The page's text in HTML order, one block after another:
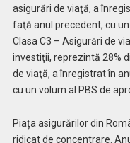
asigurări de viaţă, a
faţă anul precedent, cu
Clasa C3 – Asigurări de
investiţii, reprezintă 28%
de viaţă, a înregistrat în
cu un volum al PBS de
Piața asigurărilor din
ridicat de concentrare.